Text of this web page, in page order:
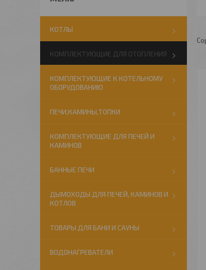
КОТЛЫ
КОМПЛЕКТУЮЩИЕ ДЛЯ ОТОПЛЕНИЯ
КОМПЛЕКТУЮЩИЕ К КОТЕЛЬНОМУ
ОБОРУДОВАНИЮ
ПЕЧИ,КАМИНЫ,ТОПКИ
КОМПЛЕКТУЮЩИЕ ДЛЯ ПЕЧЕЙ И
КАМИНОВ
БАННЫЕ ПЕЧИ
ДЫМОХОДЫ ДЛЯ ПЕЧЕЙ, КАМИНОВ И
КОТЛОВ
ТОВАРЫ ДЛЯ БАНИ И САУНЫ
ВОДОНАГРЕВАТЕЛИ